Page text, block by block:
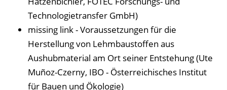
Technologietransfer GmbH)
missing link - Voraussetzungen für die
Herstellung von Lehmbaustoffen aus
Aushubmaterial am Ort seiner Entstehung (Ute
Muñoz-Czerny, IBO - Österreichisches Institut
für Bauen und Ökologie)